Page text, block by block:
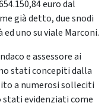
euro dal
già detto, due snodi
uno su viale Marconi.
e assessore ai
stati concepiti dalla
a numerosi solleciti
stati evidenziati come